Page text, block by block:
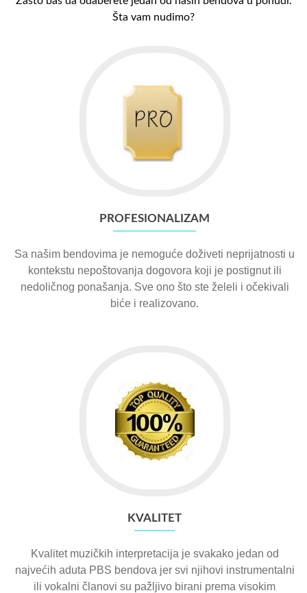
Šta vam nudimo?
PROFESIONALIZAM
Sa našim bendovima je nemoguće doživeti neprijatnosti u
kontekstu nepoštovanja dogovora koji je postignut ili
nedoličnog ponašanja. Sve ono što ste želeli i očekivali
biće i realizovano.
KVALITET
Kvalitet muzičkih interpretacija je svakako jedan od
najvećih aduta PBS bendova jer svi njihovi instrumentalni
ili vokalni članovi su pažljivo birani prema visokim